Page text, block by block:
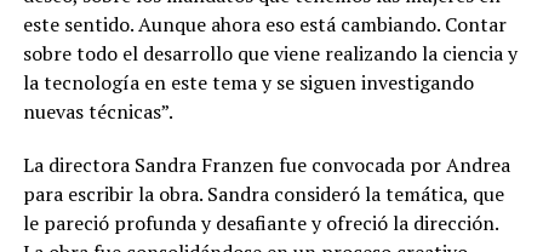
este sentido. Aunque ahora eso está cambiando. Contar
sobre todo el desarrollo que viene realizando la ciencia y
la tecnología en este tema y se siguen investigando
nuevas técnicas”.
La directora Sandra Franzen fue convocada por Andrea
para escribir la obra. Sandra consideró la temática, que
le pareció profunda y desafiante y ofreció la dirección.